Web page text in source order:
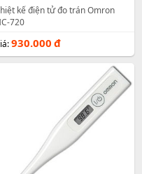
kế điện tử đo trán Omron
720
930.000 đ